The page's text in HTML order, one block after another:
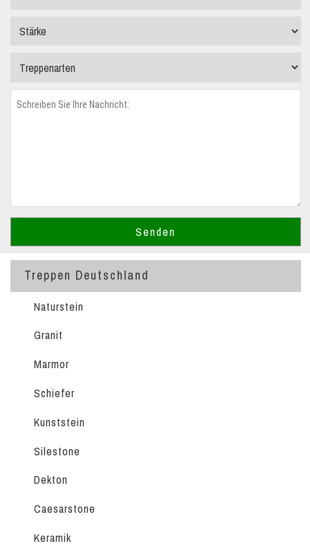
Treppen Deutschland
Naturstein
Granit
Marmor
Schiefer
Kunststein
Silestone
Dekton
Caesarstone
Keramik